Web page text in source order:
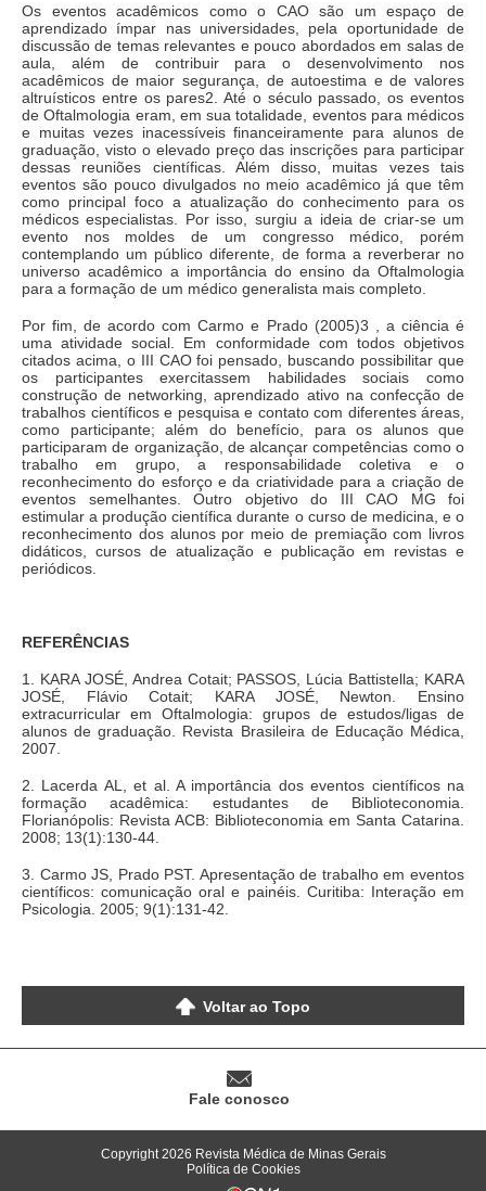
Os eventos acadêmicos como o CAO são um espaço de
aprendizado ímpar nas universidades, pela oportunidade de
discussão de temas relevantes e pouco abordados em salas de
aula, além de contribuir para o desenvolvimento nos
acadêmicos de maior segurança, de autoestima e de valores
altruísticos entre os pares2. Até o século passado, os eventos
de Oftalmologia eram, em sua totalidade, eventos para médicos
e muitas vezes inacessíveis financeiramente para alunos de
graduação, visto o elevado preço das inscrições para participar
dessas reuniões científicas. Além disso, muitas vezes tais
eventos são pouco divulgados no meio acadêmico já que têm
como principal foco a atualização do conhecimento para os
médicos especialistas. Por isso, surgiu a ideia de criar-se um
evento nos moldes de um congresso médico, porém
contemplando um público diferente, de forma a reverberar no
universo acadêmico a importância do ensino da Oftalmologia
para a formação de um médico generalista mais completo.
Por fim, de acordo com Carmo e Prado (2005)3 , a ciência é
uma atividade social. Em conformidade com todos objetivos
citados acima, o III CAO foi pensado, buscando possibilitar que
os participantes exercitassem habilidades sociais como
construção de networking, aprendizado ativo na confecção de
trabalhos científicos e pesquisa e contato com diferentes áreas,
como participante; além do benefício, para os alunos que
participaram de organização, de alcançar competências como o
trabalho em grupo, a responsabilidade coletiva e o
reconhecimento do esforço e da criatividade para a criação de
eventos semelhantes. Outro objetivo do III CAO MG foi
estimular a produção científica durante o curso de medicina, e o
reconhecimento dos alunos por meio de premiação com livros
didáticos, cursos de atualização e publicação em revistas e
periódicos.
REFERÊNCIAS
1. KARA JOSÉ, Andrea Cotait; PASSOS, Lúcia Battistella; KARA
JOSÉ, Flávio Cotait; KARA JOSÉ, Newton. Ensino
extracurricular em Oftalmologia: grupos de estudos/ligas de
alunos de graduação. Revista Brasileira de Educação Médica,
2007.
2. Lacerda AL, et al. A importância dos eventos científicos na
formação acadêmica: estudantes de Biblioteconomia.
Florianópolis: Revista ACB: Biblioteconomia em Santa Catarina.
2008; 13(1):130-44.
3. Carmo JS, Prado PST. Apresentação de trabalho em eventos
científicos: comunicação oral e painéis. Curitiba: Interação em
Psicologia. 2005; 9(1):131-42.
Voltar ao Topo
Fale conosco
Copyright 2026 Revista Médica de Minas Gerais
Política de Cookies